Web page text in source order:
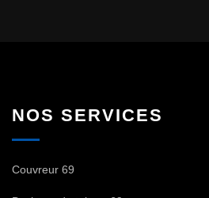
NOS SERVICES
Couvreur 69